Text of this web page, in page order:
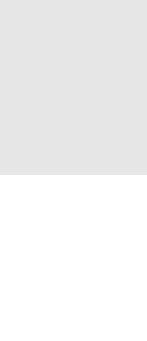
new